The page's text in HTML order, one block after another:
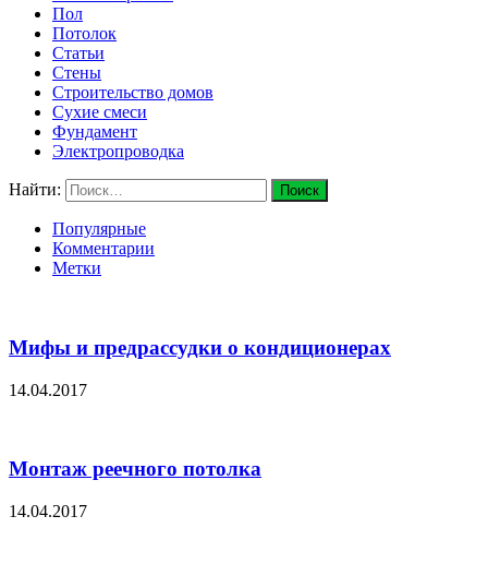
Пол
Потолок
Статьи
Стены
Строительство домов
Сухие смеси
Фундамент
Электропроводка
Найти:
Популярные
Комментарии
Метки
Мифы и предрассудки о кондиционерах
14.04.2017
Монтаж реечного потолка
14.04.2017